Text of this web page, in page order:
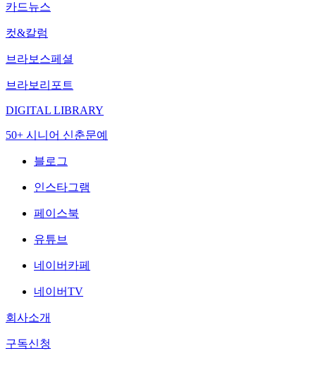
카드뉴스
컷&칼럼
브라보스페셜
브라보리포트
DIGITAL LIBRARY
50+ 시니어 신춘문예
블로그
인스타그램
페이스북
유튜브
네이버카페
네이버TV
회사소개
구독신청